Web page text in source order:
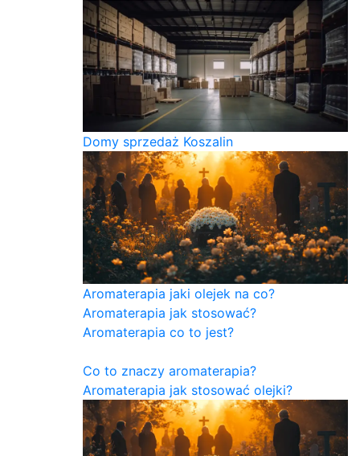
Domy sprzedaż Koszalin
Aromaterapia jaki olejek na co?
Aromaterapia jak stosować?
Aromaterapia co to jest?
Co to znaczy aromaterapia?
Aromaterapia jak stosować olejki?